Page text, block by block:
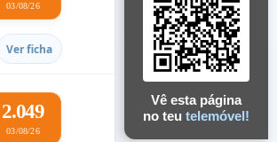
Vê esta página
no teu telemóvel!
03/08/26
Ver ficha
2.049
03/08/26